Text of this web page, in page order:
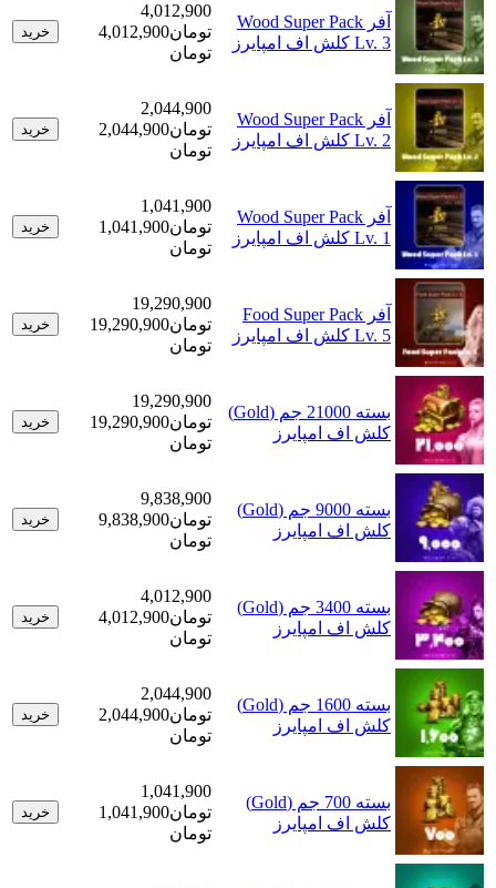
آفر Wood Super Pack
Lv. 3 کلش اف امپایرز
4,012,900
تومان 4,012,900
تومان
خرید
آفر Wood Super Pack
Lv. 2 کلش اف امپایرز
2,044,900
تومان 2,044,900
تومان
خرید
آفر Wood Super Pack
Lv. 1 کلش اف امپایرز
1,041,900
تومان 1,041,900
تومان
خرید
آفر Food Super Pack
Lv. 5 کلش اف امپایرز
19,290,900
تومان
19,290,900
تومان
خرید
بسته 21000 جم (Gold)
کلش اف امپایرز
19,290,900
تومان19,290,900
تومان
خرید
بسته 9000 جم (Gold)
کلش اف امپایرز
9,838,900
تومان 9,838,900
تومان
خرید
بسته 3400 جم (Gold)
کلش اف امپایرز
4,012,900
تومان 4,012,900
تومان
خرید
بسته 1600 جم (Gold)
کلش اف امپایرز
2,044,900
تومان 2,044,900
تومان
خرید
بسته 700 جم (Gold)
کلش اف امپایرز
1,041,900
تومان
1,041,900
تومان
خرید